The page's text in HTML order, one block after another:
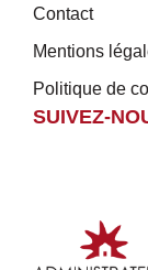
Contact
Mentions
Politique de
SUIVEZ-